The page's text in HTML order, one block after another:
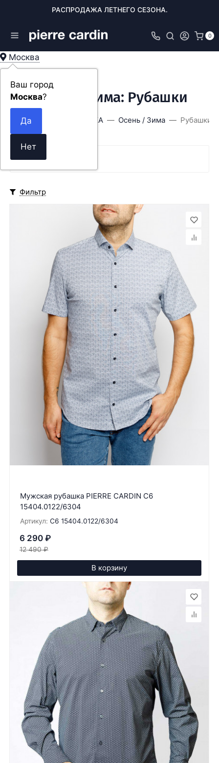
РАСПРОДАЖА ЛЕТНЕГО СЕЗОНА.
0
Москва
Ваш город
Москва?
Осень / Зима: Рубашки
Главная РАСПРОДАЖА Осень / Зима Рубашки
SALE
Фильтр
Мужская рубашка PIERRE CARDIN C6
15404.0122/6304
Артикул: C6 15404.0122/6304
6 290 ₽
12 490 ₽
В корзину